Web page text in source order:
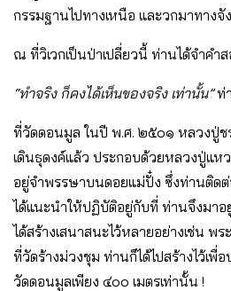
กรรมฐานไปทางเหนือ และวกมาทางจั
ณ ที่วิเวกเป็นป่าเปลี่ยวนี้ ท่านได้จําคํา
“ทําจริง ก็คงได้เห็นของจริง เท่านั้น”ท่
ที่วัดดอนมูล ในปี พ.ศ. ๒๕๐๑ หลวงปู่ช
เดินธุดงค์แล้ว ประกอบด้วยหลวงปู่แห
อยู่จําพรรษาบนดอยแม่ปั๋ง ซึ่งท่านติดต่
ได้แนะนําให้ปฏิบัติอยู่กับที่ ท่านจึงมาอ
ได้สร้างเสนาสนะไว้หลายอย่างเช่น พร
ที่วัดร้างม่วงชุม ท่านก็ได้ไปสร้างไว้เพื่
วัดดอนมูลเพียง ๔๐๐ เมตรเท่านั้น !